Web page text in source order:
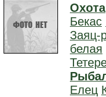
Охота
Бекас
Заяц-
белая
Елец